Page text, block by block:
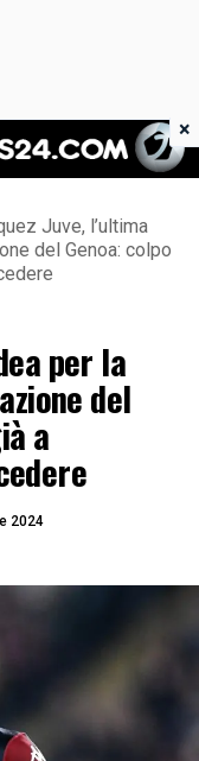
24
Juve, l’ultima
del Genoa: colpo
per la
del
a
2024
×